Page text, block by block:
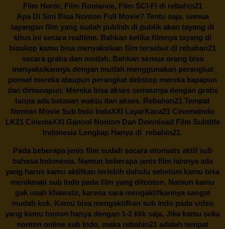
Film Horor, Film Romance, Film SCI-FI di rebahin21
Apa Di Sini Bisa Nonton Full Movie? Tentu saja, semua
tayangan film yang sudah publish di publik akan tayang di
situs ini secara realtime. Bahkan ketika filmnya tayang di
bioskop kamu bisa menyaksikan film tersebut di rebahan21
secara gratis dan mudah. Bahkan semua orang bisa
menyaksikannya dengan mudah menggunakan perangkat
ponsel mereka ataupun perangkat dekstop mereka kapapun
dan dimanapun. Mereka bisa akses semaunya dengan gratis
tanpa ada batasan waktu dan akses. Rebahan21 Tempat
Nonton Movie Sub Indo IndoXXI LayarKaca21 CinemaIndo
LK21 CinemaXXI Ganool Nonton Dan Download Film Subtitle
Indonesia Lengkap Hanya di rebahin21.
Pada beberapa jenis film sudah secara otomatis aktif sub
bahasa Indonesia. Namun beberapa jenis film lainnya ada
yang harus kamu aktifkan terlebih dahulu sebelum kamu bisa
menikmati sub Indo pada film yang ditonton. Namun kamu
gak usah khawatir, karena cara mengaktifkannya sangat
mudah kok. Kamu bisa mengaktifkan sub Indo pada video
yang kamu tonton hanya dengan 1-2 klik saja. Jika kamu suka
nonton online sub Indo, maka rebahin21 adalah tempat